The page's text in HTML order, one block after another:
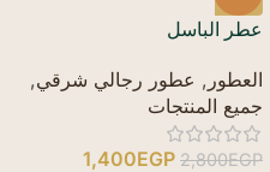
عطر الباسل
العطور , عطور رجالي شرقي,
جميع المنتجات
2,800EGP
1,400EGP